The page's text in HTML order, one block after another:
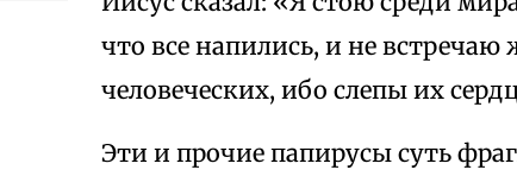
что все напились, и не
человеческих, ибо слепы их
Эти и прочие папирусы суть